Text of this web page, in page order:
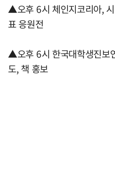
▲오후 6시 체인지코리아,
표 응원전
▲오후 6시 한국대학생진보
도, 책 홍보